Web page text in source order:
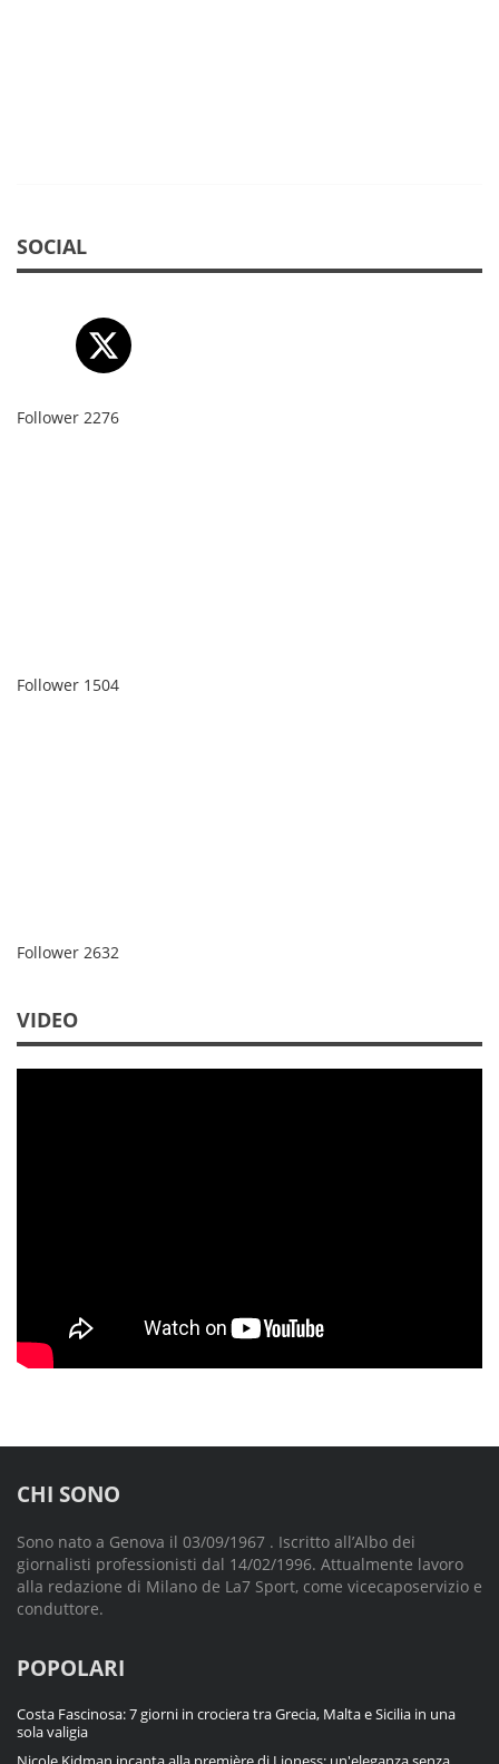
SOCIAL
Follower 2276
Follower 1504
Follower 2632
VIDEO
CHI SONO
Sono nato a Genova il 03/09/1967 . Iscritto all’Albo dei
giornalisti professionisti dal 14/02/1996. Attualmente lavoro
alla redazione di Milano de La7 Sport, come vicecaposervizio e
conduttore.
POPOLARI
Costa Fascinosa: 7 giorni in crociera tra Grecia, Malta e Sicilia in una
sola valigia